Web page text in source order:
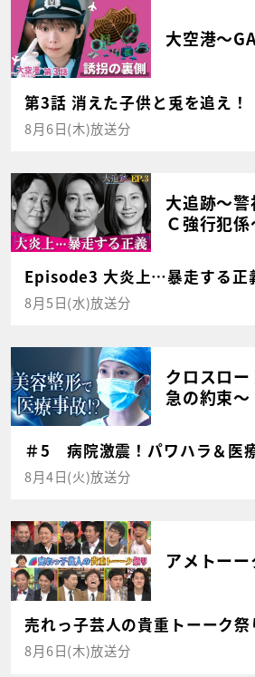
大空港～
第3話 消えた子供と兎を追え！
8月6日(木)放送分
大追跡～
Ｃ強行犯
Episode3 大炎上…暴走する正
8月5日(水)放送分
クロスロ
急の約束～
＃5 病院激震！パワハラ＆医
8月4日(火)放送分
アメトーー
売れっ子芸人の貴重トーーク
8月6日(木)放送分